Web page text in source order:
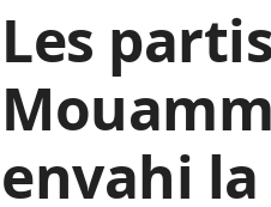
Les
envahi